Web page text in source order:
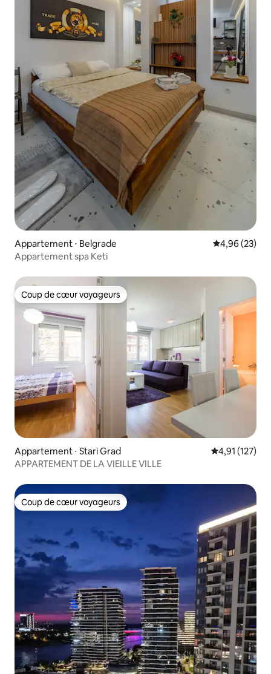
Appartement ⋅ Belgrade Évaluation
4,96 (23)
Appartement spa Keti
Coup de cœur voyageurs
Coup de cœur voyageurs
Appartement ⋅ Stari Grad Évaluation
4,91 (127)
APPARTEMENT DE LA VIEILLE VILLE
Coup de cœur voyageurs
Coup de cœur voyageurs